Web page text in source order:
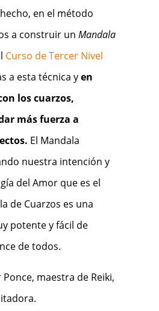
en el método
a construir un Mandala
Curso de Tercer Nivel
a esta técnica yen
los cuarzos,
más fuerza a
El Mandala
nuestra intención y
del Amor que es el
de Cuarzos es una
potente y fácil de
de todos.
Ponce, maestra de Reiki,